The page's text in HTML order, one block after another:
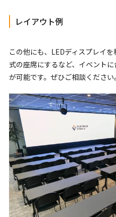
レイアウト例
この他にも、LEDディスプレイ
式の座席にするなど、イベント
が可能です。ぜひご相談ください。